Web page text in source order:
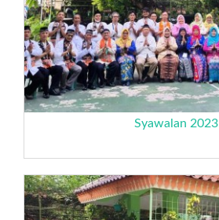
Syawalan 2023